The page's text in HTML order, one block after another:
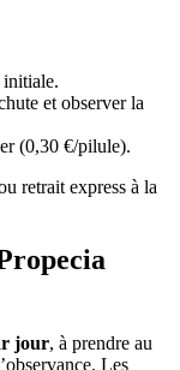
initiale.
et observer la
(0,30 €/pilule).
retrait express à la
jour, à prendre au
Les